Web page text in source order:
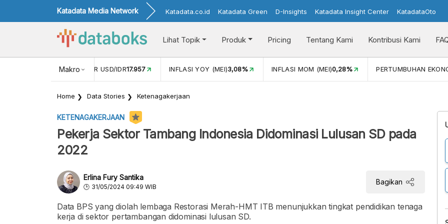
Katadata Media Network Katadata.co.id Katadata Green D-Insights Katadata Insight Center KatadataOto
Lihat Topik Produk Pricing Tentang Kami Kontribusi Kami
Makro
NILAI TUKAR USD/IDR17.957 INFLASI YOY (MEI)3,08% INFLASI MOM (MEI)0,28% PERTUMBUHAN
Home Data Stories Ketenagakerjaan
KETENAGAKERJAAN
Pekerja Sektor Tambang Indonesia Didominasi Lulusan SD pada
2022
Erlina Fury Santika
31/05/2024 09:49 WIB
Bagikan
Data BPS yang diolah lembaga Restorasi Merah-HMT ITB menunjukkan tingkat pendidikan tenaga
kerja di sektor pertambangan didominasi lulusan SD.